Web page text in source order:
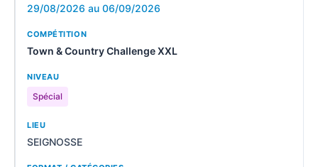
29/08/2026 au 06/09/2026
Town & Country Challenge XXL
Spécial
SEIGNOSSE